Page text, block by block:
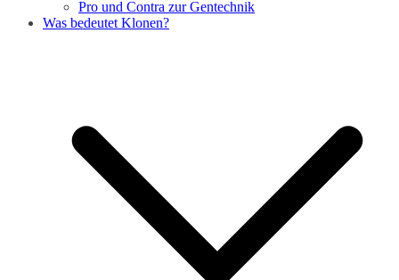
Pro und Contra zur Gentechnik
Was bedeutet Klonen?